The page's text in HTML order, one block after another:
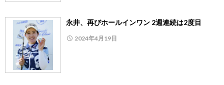
永井、再びホールインワン 2週連続は2度目
2024年4月19日